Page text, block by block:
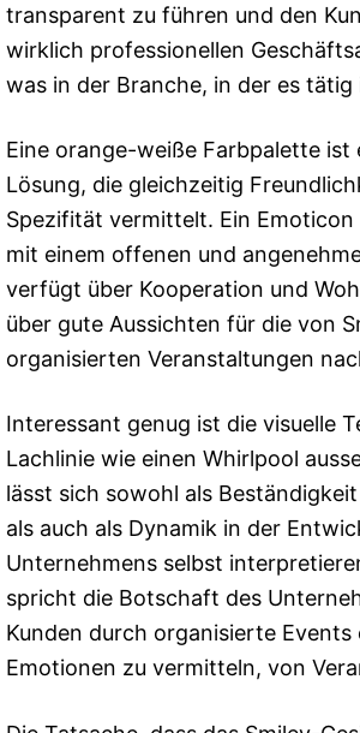
transparent zu führen und den
wirklich professionellen
was in der Branche, in der es
Eine orange-weiße Farbpalette ist
Lösung, die gleichzeitig
Spezifität vermittelt. Ein
mit einem offenen und
verfügt über Kooperation und
über gute Aussichten für die von
organisierten Veranstaltungen
Interessant genug ist die visuelle
Lachlinie wie einen Whirlpool
lässt sich sowohl als
als auch als Dynamik in der
Unternehmens selbst
spricht die Botschaft des
Kunden durch organisierte Events
Emotionen zu vermitteln, von